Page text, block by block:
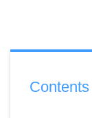
Contents